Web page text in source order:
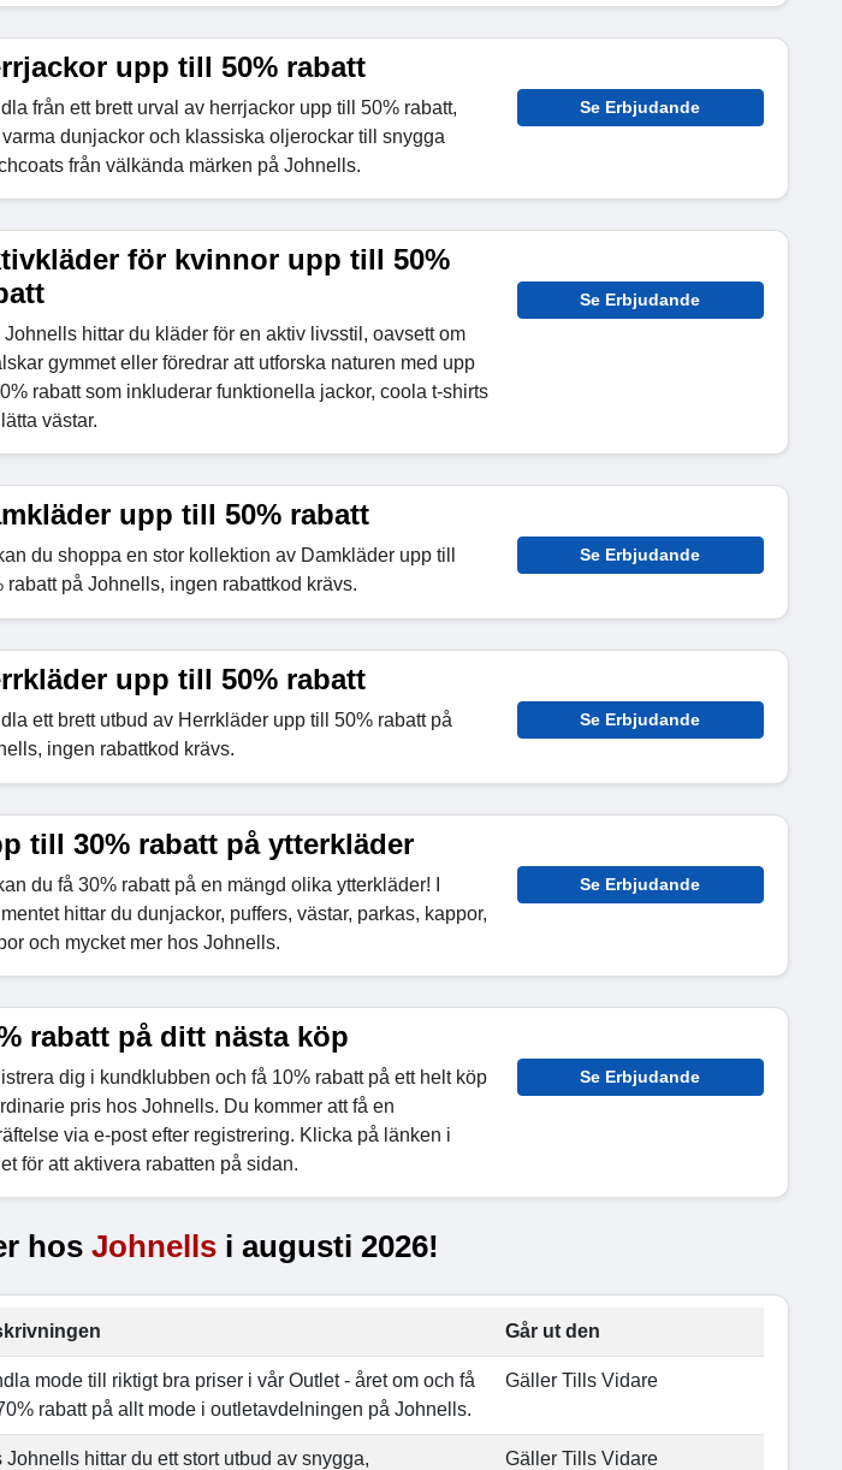
upp till 50% rabatt
från ett brett urval av herrjackor upp till 50% rabatt,
dunjackor och klassiska oljerockar till snygga
från välkända märken på Johnells.
Se Erbjudande
för kvinnor upp till 50%
Johnells hittar du kläder för en aktiv livsstil, oavsett om
gymmet eller föredrar att utforska naturen med upp
rabatt som inkluderar funktionella jackor, coola t-shirts
västar.
Se Erbjudande
upp till 50% rabatt
du shoppa en stor kollektion av Damkläder upp till
rabatt på Johnells, ingen rabattkod krävs.
Se Erbjudande
upp till 50% rabatt
ett brett utbud av Herrkläder upp till 50% rabatt på
ingen rabattkod krävs.
Se Erbjudande
till 30% rabatt på ytterkläder
du få 30% rabatt på en mängd olika ytterkläder! I
hittar du dunjackor, puffers, västar, parkas, kappor,
och mycket mer hos Johnells.
Se Erbjudande
rabatt på ditt nästa köp
dig i kundklubben och få 10% rabatt på ett helt köp
pris hos Johnells. Du kommer att få en
via e-post efter registrering. Klicka på länken i
för att aktivera rabatten på sidan.
Se Erbjudande
hos Johnells i augusti 2026!
Går ut den
mode till riktigt bra priser i vår Outlet - året om och få
rabatt på allt mode i outletavdelningen på Johnells.
Gäller Tills Vidare
Johnells hittar du ett stort utbud av snygga,
Gäller Tills Vidare